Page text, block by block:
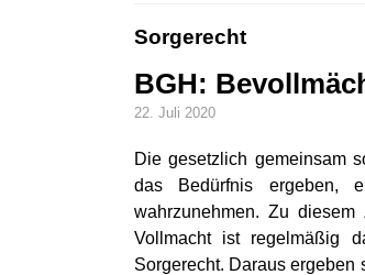
Sorgerecht
BGH:
22. Juli 2020
Die gesetzlich gemeinsam
das Bedürfnis ergeben,
wahrzunehmen. Zu
Vollmacht ist regelmäßig
Sorgerecht. Daraus